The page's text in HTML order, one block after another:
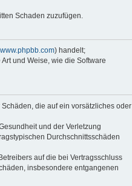
Schaden zuzufügen.
www.phpbb.com) handelt;
und Weise, wie die Software
die auf ein vorsätzliches oder
und der Verletzung
Durchschnittsschäden
auf die bei Vertragsschluss
insbesondere entgangenen